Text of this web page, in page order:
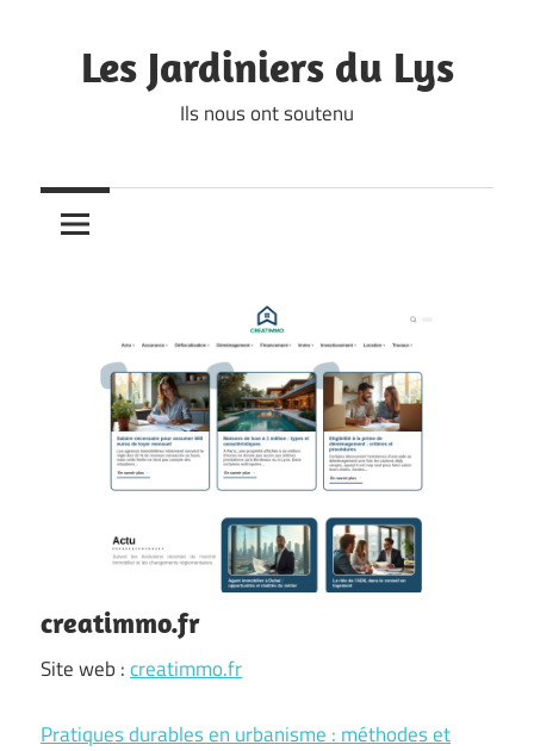
contentLes Jardiniers du Lys
Ils nous ont soutenu
creatimmo.fr
Site web :creatimmo.fr
Pratiques durables en urbanisme : méthodes et